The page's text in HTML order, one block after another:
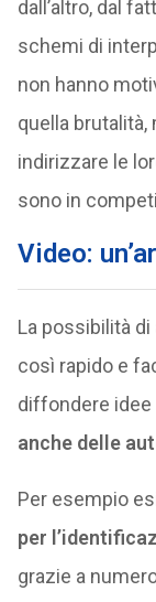
dall’altro, dal
schemi di
non hanno
quella
indirizzare le
sono in
Video:
La possibilità
così rapido e
diffondere idee
anche delle
Per esempio
per
grazie a